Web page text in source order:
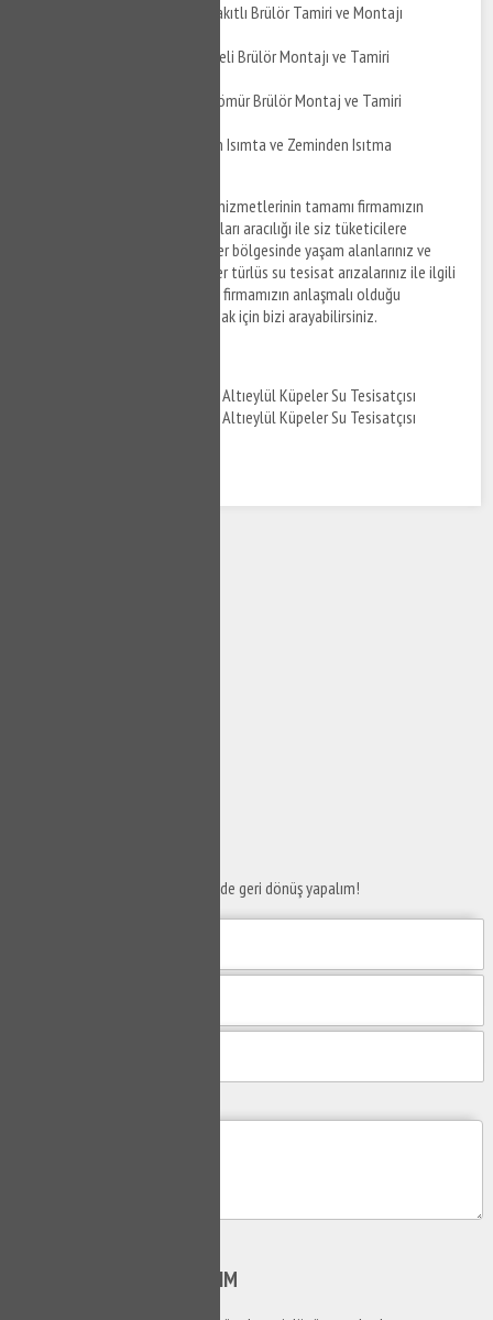
Altıeylül Küpeler Çift Yakıtlı Brülör Tamiri ve Montajı
Altıeylül Küpeler Üflemeli Brülör Montajı ve Tamiri
Altıeylül Küpeler Toz Kömür Brülör Montaj ve Tamiri
Altıeylül Küpeler Yerden Isımta ve Zeminden Isıtma
hizmetlerinin tamamı firmamızın
anlaşmalı olduğu tesisat firmaları aracılığı ile siz tüketicilere
sunulmaktadır. Altıeylül Küpeler bölgesinde yaşam alanlarınız ve
ofislerinizde meydana gelen her türlüs su tesisat arızalarınız ile ilgili
destek taleplerinizi iletmek ve firmamızın anlaşmalı olduğu
ekiplerden tesisat hizmeti almak için bizi arayabilirsiniz.
Taleplerinizi bize iletin en kısa sürede geri dönüş yapalım!
ARAYALIM